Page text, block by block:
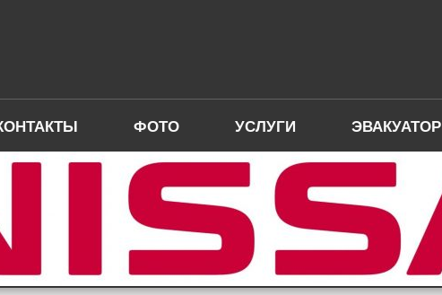
ФОТО УСЛУГИ ЭВАКУАТОР